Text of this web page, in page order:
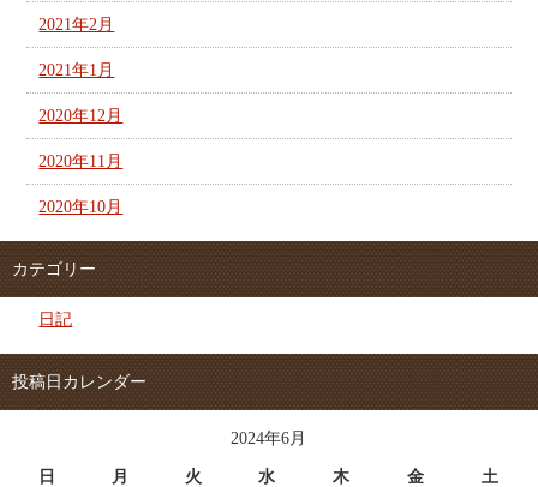
2021年2月
2021年1月
2020年12月
2020年11月
2020年10月
カテゴリー
日記
投稿日カレンダー
2024年6月
日 月 火 水 木 金 土